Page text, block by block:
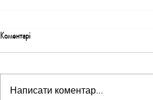
Коментарі
Написати коментар...